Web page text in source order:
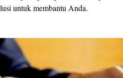
untuk membantu Anda.